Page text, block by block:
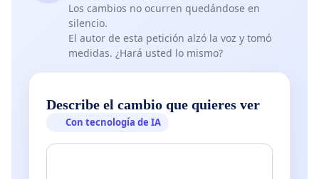
Los cambios no ocurren quedándose en
silencio.
El autor de esta petición alzó la voz y tomó
medidas. ¿Hará usted lo mismo?
Describe el cambio que quieres ver
Con tecnología de IA